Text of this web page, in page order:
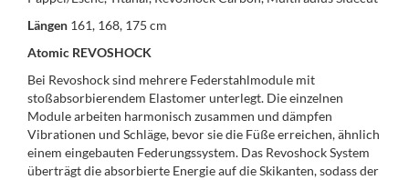
Längen 161, 168, 175 cm
Atomic REVOSHOCK
Bei Revoshock sind mehrere Federstahlmodule mit
stoßabsorbierendem Elastomer unterlegt. Die einzelnen
Module arbeiten harmonisch zusammen und dämpfen
Vibrationen und Schläge, bevor sie die Füße erreichen, ähnlich
einem eingebauten Federungssystem. Das Revoshock System
überträgt die absorbierte Energie auf die Skikanten, sodass der